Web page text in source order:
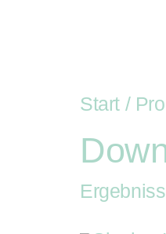
Start /